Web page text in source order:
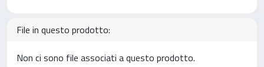
File in questo prodotto:
Non ci sono file associati a questo prodotto.